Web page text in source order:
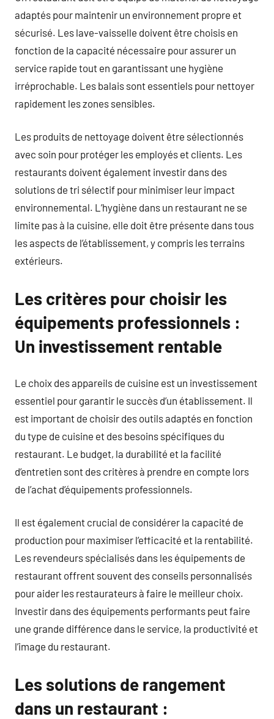
adaptés pour maintenir un environnement propre et
sécurisé. Les lave-vaisselle doivent être choisis en
fonction de la capacité nécessaire pour assurer un
service rapide tout en garantissant une hygiène
irréprochable. Les balais sont essentiels pour nettoyer
rapidement les zones sensibles.
Les produits de nettoyage doivent être sélectionnés
avec soin pour protéger les employés et clients. Les
restaurants doivent également investir dans des
solutions de tri sélectif pour minimiser leur impact
environnemental. L’hygiène dans un restaurant ne se
limite pas à la cuisine, elle doit être présente dans tous
les aspects de l’établissement, y compris les terrains
extérieurs.
Les critères pour choisir les
équipements professionnels :
Un investissement rentable
Le choix des appareils de cuisine est un investissement
essentiel pour garantir le succès d’un établissement. Il
est important de choisir des outils adaptés en fonction
du type de cuisine et des besoins spécifiques du
restaurant. Le budget, la durabilité et la facilité
d’entretien sont des critères à prendre en compte lors
de l’achat d’équipements professionnels.
Il est également crucial de considérer la capacité de
production pour maximiser l’efficacité et la rentabilité.
Les revendeurs spécialisés dans les équipements de
restaurant offrent souvent des conseils personnalisés
pour aider les restaurateurs à faire le meilleur choix.
Investir dans des équipements performants peut faire
une grande différence dans le service, la productivité et
l’image du restaurant.
Les solutions de rangement
dans un restaurant :